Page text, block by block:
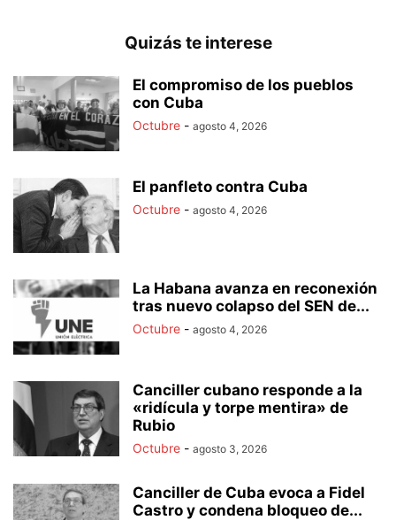
Quizás te interese
El compromiso de los pueblos
con Cuba
Octubre - agosto 4, 2026
El panfleto contra Cuba
Octubre - agosto 4, 2026
La Habana avanza en reconexión
tras nuevo colapso del SEN de...
Octubre - agosto 4, 2026
Canciller cubano responde a la
«ridícula y torpe mentira» de
Rubio
Octubre - agosto 3, 2026
Canciller de Cuba evoca a Fidel
Castro y condena bloqueo de...